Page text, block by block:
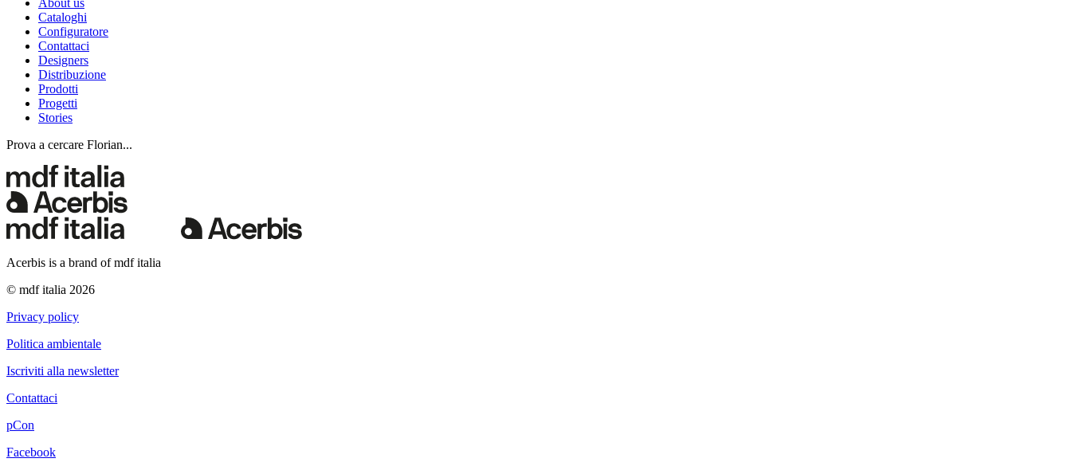
About us
Cataloghi
Configuratore
Contattaci
Designers
Distribuzione
Prodotti
Progetti
Stories
Prova a cercare Florian...
Acerbis is a brand of mdf italia
© mdf italia 2026
Privacy policy
Politica ambientale
Iscriviti alla newsletter
Contattaci
pCon
Facebook